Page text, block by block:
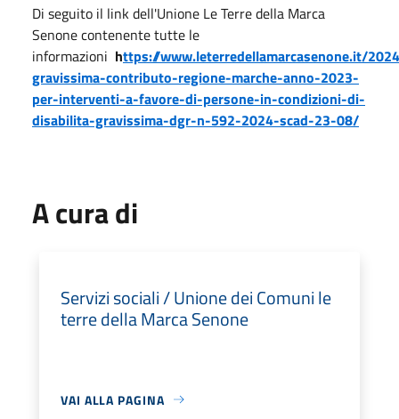
Di seguito il link dell'Unione Le Terre della Marca
Senone contenente tutte le
informazioni https://www.leterredellamarcasenone.it/
gravissima-contributo-regione-marche-anno-2023-
per-interventi-a-favore-di-persone-in-condizioni-di-
disabilita-gravissima-dgr-n-592-2024-scad-23-08/
A cura di
Servizi sociali / Unione dei Comuni le
terre della Marca Senone
VAI ALLA PAGINA